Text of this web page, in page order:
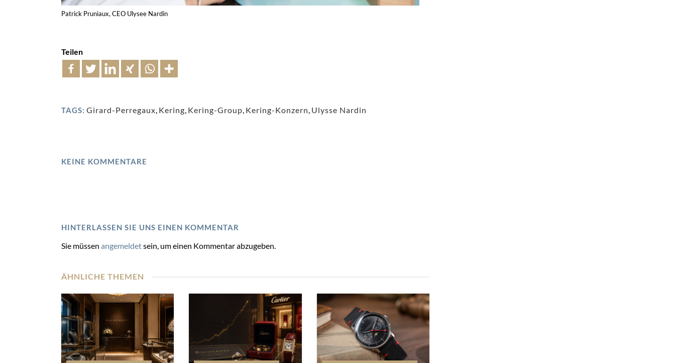
Patrick Pruniaux, CEO Ulysee Nardin
Teilen
TAGS: Girard-Perregaux, Kering, Kering-Group, Kering-Konzern, Ulysse Nardin
KEINE KOMMENTARE
HINTERLASSEN SIE UNS EINEN KOMMENTAR
Sie müssen angemeldetsein, um einen Kommentar abzugeben.
ÄHNLICHE THEMEN